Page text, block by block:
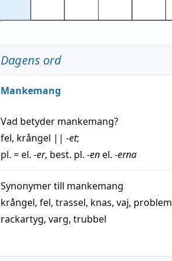
Dagens ord
Mankemang
Vad betyder mankemang?
fel, krångel || -et;
pl. = el. -er, best. pl. -enel. -erna
Synonymer till mankemang
krångel, fel, trassel, knas, vaj, problem
rackartyg, varg, trubbel